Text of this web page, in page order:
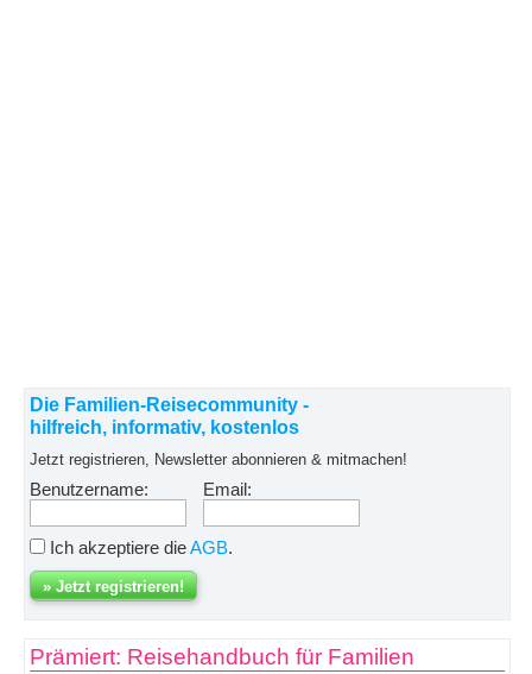
Die Familien-Reisecommunity -
hilfreich, informativ, kostenlos
Jetzt registrieren, Newsletter abonnieren & mitmachen!
Benutzername: Email:
Ich akzeptiere dieAGB.
Prämiert: Reisehandbuch für Familien